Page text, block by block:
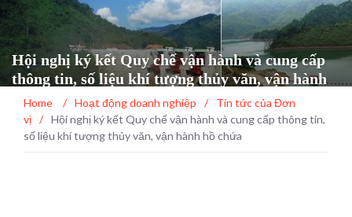
Hội nghị ký kết Quy chế vận hành và cung cấp
thông tin, số liệu khí tượng thủy văn, vận hành
hồ chứa
Home / Hoạt động doanh nghiệp /
Tin tức của Đơn
vị / Hội nghị ký kết Quy chế vận hành và cung cấp thông tin,
số liệu khí tượng thủy văn, vận hành hồ chứa